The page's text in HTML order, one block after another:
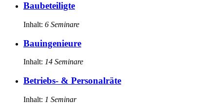
Baubeteiligte
Inhalt: 6 Seminare
Bauingenieure
Inhalt: 14 Seminare
Betriebs- & Personalräte
Inhalt: 1 Seminar